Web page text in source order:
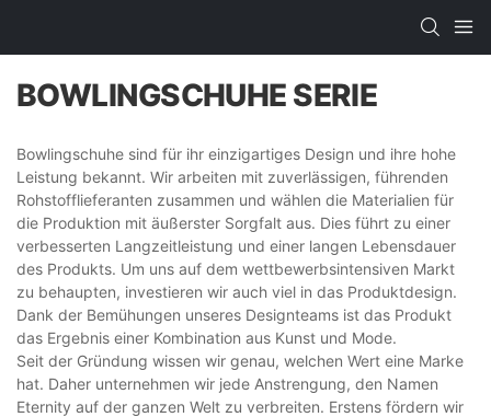
BOWLINGSCHUHE SERIE
Bowlingschuhe sind für ihr einzigartiges Design und ihre hohe
Leistung bekannt. Wir arbeiten mit zuverlässigen, führenden
Rohstofflieferanten zusammen und wählen die Materialien für
die Produktion mit äußerster Sorgfalt aus. Dies führt zu einer
verbesserten Langzeitleistung und einer langen Lebensdauer
des Produkts. Um uns auf dem wettbewerbsintensiven Markt
zu behaupten, investieren wir auch viel in das Produktdesign.
Dank der Bemühungen unseres Designteams ist das Produkt
das Ergebnis einer Kombination aus Kunst und Mode.
Seit der Gründung wissen wir genau, welchen Wert eine Marke
hat. Daher unternehmen wir jede Anstrengung, den Namen
Eternity auf der ganzen Welt zu verbreiten. Erstens fördern wir